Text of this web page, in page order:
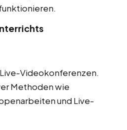
Videokonferenzen.
Methoden wie
und Live-